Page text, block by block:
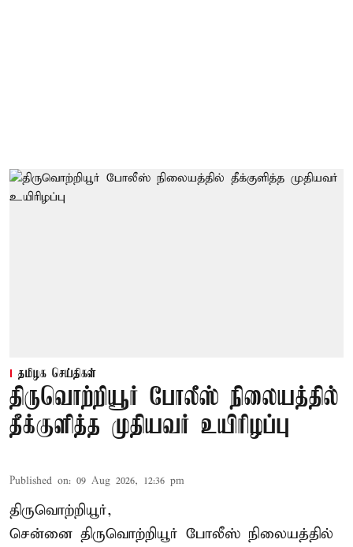
தமிழக செய்திகள்
திருவொற்றியூர் போலீஸ் நிலையத்தில்
தீக்குளித்த முதியவர் உயிரிழப்பு
Published on: 09 Aug 2026, 12:36 pm
திருவொற்றியூர்,
சென்னை திருவொற்றியூர் போலீஸ் நிலையத்தில்